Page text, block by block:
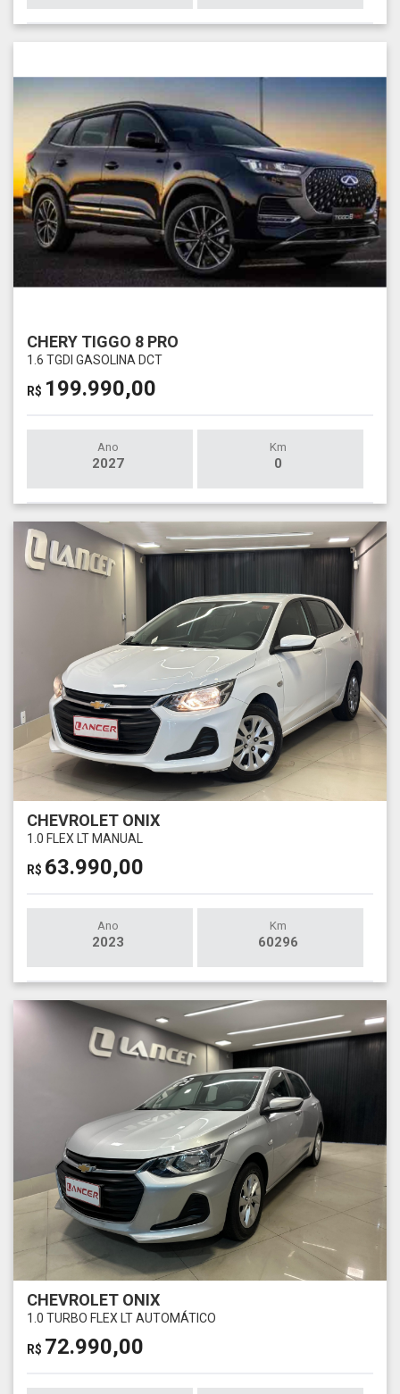
CHERY TIGGO 8 PRO
1.6 TGDI GASOLINA DCT
R$ 199.990,00
Ano
2027
Km
0
CHEVROLET ONIX
1.0 FLEX LT MANUAL
R$ 63.990,00
Ano
2023
Km
60296
CHEVROLET ONIX
1.0 TURBO FLEX LT AUTOMÁTICO
R$ 72.990,00